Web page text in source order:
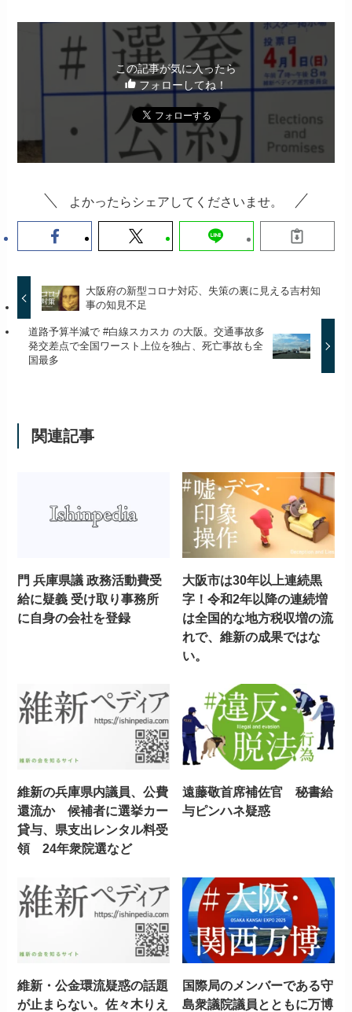
この記事が気に入ったら
フォローしてね！
よかったらシェアしてくださいませ。
大阪府の新型コロナ対応、失策の裏に見える吉村知
事の知見不足
道路予算半減で #白線スカスカ の大阪。交通事故多
発交差点で全国ワースト上位を独占、死亡事故も全
国最多
関連記事
門 兵庫県議 政務活動費受
給に疑義 受け取り事務所
に自身の会社を登録
大阪市は30年以上連続黒
字！令和2年以降の連続増
は全国的な地方税収増の流
れで、維新の成果ではな
い。
維新の兵庫県内議員、公費
還流か 候補者に選挙カー
貸与、県支出レンタル料受
領 24年衆院選など
遠藤敬首席補佐官 秘書給
与ピンハネ疑惑
維新・公金環流疑惑の話題
が止まらない。佐々木りえ
国際局のメンバーである守
島衆議院議員とともに万博